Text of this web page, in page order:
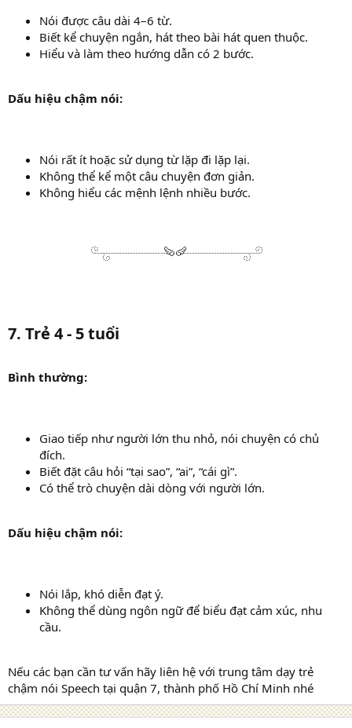
Nói được câu dài 4–6 từ.
Biết kể chuyện ngắn, hát theo bài hát quen thuộc.
Hiểu và làm theo hướng dẫn có 2 bước.
Dấu hiệu chậm nói:
Nói rất ít hoặc sử dụng từ lặp đi lặp lại.
Không thể kể một câu chuyện đơn giản.
Không hiểu các mệnh lệnh nhiều bước.
7. Trẻ 4 - 5 tuổi
Bình thường:
Giao tiếp như người lớn thu nhỏ, nói chuyện có chủ
đích.
Biết đặt câu hỏi “tại sao”, “ai”, “cái gì”.
Có thể trò chuyện dài dòng với người lớn.
Dấu hiệu chậm nói:
Nói lắp, khó diễn đạt ý.
Không thể dùng ngôn ngữ để biểu đạt cảm xúc, nhu
cầu.
Nếu các bạn cần tư vấn hãy liên hệ với trung tâm dạy trẻ
chậm nói Speech tại quận 7, thành phố Hồ Chí Minh nhé